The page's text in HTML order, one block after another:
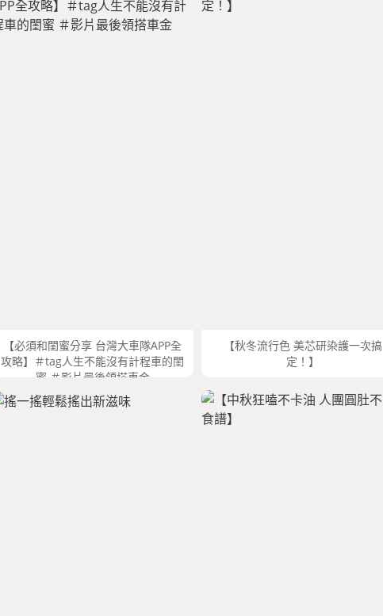
【必須和閨蜜分享 台灣大車隊APP全
攻略】＃tag人生不能沒有計程車的閨
蜜 ＃影片最後領搭車金
【秋冬流行色 美芯研染護一次搞
定！】